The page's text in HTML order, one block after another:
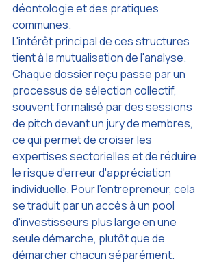
déontologie et des pratiques
communes.
L'intérêt principal de ces structures
tient à la mutualisation de l'analyse.
Chaque dossier reçu passe par un
processus de sélection collectif,
souvent formalisé par des sessions
de pitch devant un jury de membres,
ce qui permet de croiser les
expertises sectorielles et de réduire
le risque d'erreur d'appréciation
individuelle. Pour l'entrepreneur, cela
se traduit par un accès à un pool
d'investisseurs plus large en une
seule démarche, plutôt que de
démarcher chacun séparément.